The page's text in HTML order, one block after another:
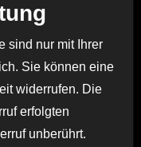
sind nur mit Ihrer
Sie können eine
widerrufen. Die
erfolgten
unberührt.